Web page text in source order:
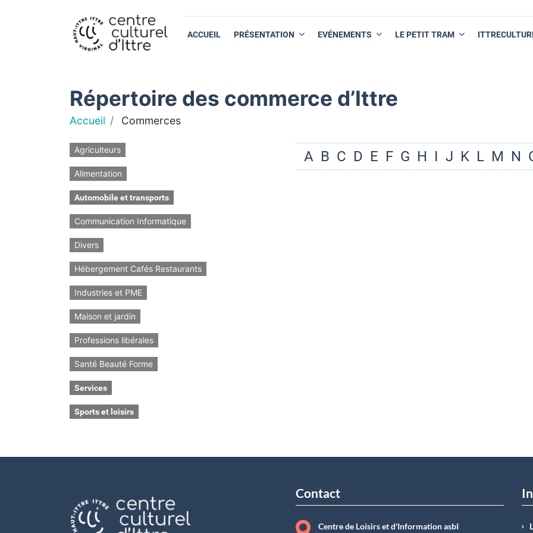
ACCUEIL PRÉSENTATION EVÉNEMENTS LE PETIT TRAM
Répertoire des commerce d’Ittre
Accueil Commerces
Agriculteurs
Alimentation
Automobile et transports
Communication Informatique
Divers
Hébergement Cafés Restaurants
Industries et PME
Maison et jardin
Professions libérales
Santé Beauté Forme
Services
Sports et loisirs
A B C D E F G H I J K L M N
Contact
Centre de Loisirs et d'Information asbI